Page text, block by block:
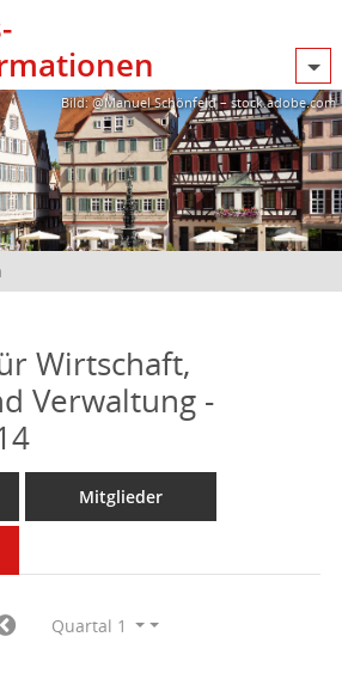
Bild: @Manuel Schönfeld – stock.adobe.com
Wirtschaft,
Verwaltung -
Mitglieder
Quartal 1